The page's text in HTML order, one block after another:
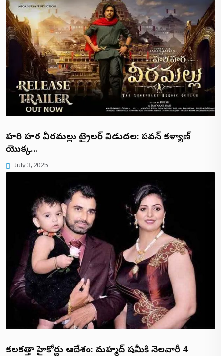
హరి హర వీరమల్లు ట్రైలర్ విడుదల: పవన్ కళ్యాణ్
యొక్క…
July 3, 2025
కలకత్తా హైకోర్టు ఆదేశం: మహ్మద్ షమీకి నెలవారీ ₹4